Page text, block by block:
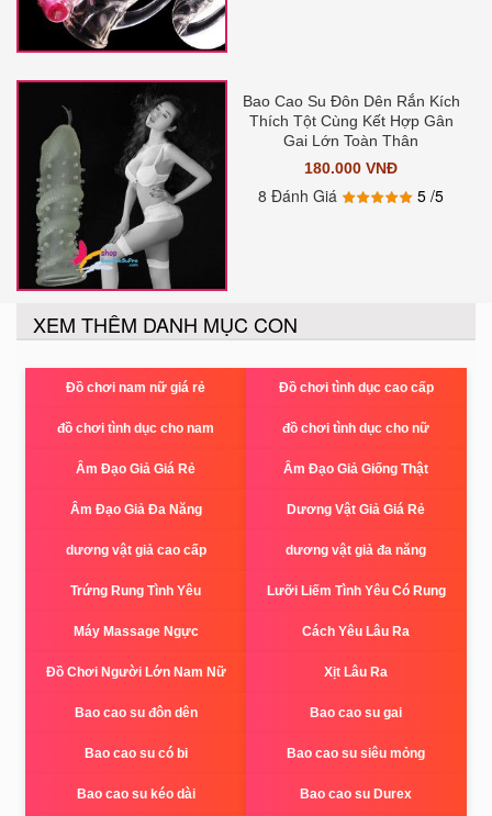
Bao Cao Su Đôn Dên Rắn Kích
Thích Tột Cùng Kết Hợp Gân
Gai Lớn Toàn Thân
180.000 VNĐ
8 Đánh Giá 5/5
XEM THÊM DANH MỤC CON
Đồ chơi nam nữ giá rẻ Đồ chơi tình dục cao cấp
đồ chơi tình dục cho nam đồ chơi tình dục cho nữ
Âm Đạo Giả Giá Rẻ Âm Đạo Giả Giống Thật
Âm Đạo Giả Đa Năng Dương Vật Giả Giá Rẻ
dương vật giả cao cấp dương vật giả đa năng
Trứng Rung Tình Yêu Lưỡi Liếm Tình Yêu Có Rung
Máy Massage Ngực Cách Yêu Lâu Ra
Đồ Chơi Người Lớn Nam Nữ Xịt Lâu Ra
Bao cao su đôn dên Bao cao su gai
Bao cao su có bi Bao cao su siêu mỏng
Bao cao su kéo dài Bao cao su Durex